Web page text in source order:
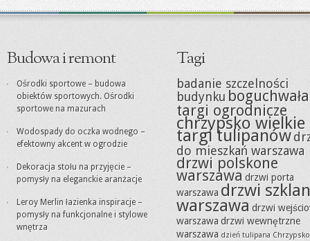
Budowa i remont
Ośrodki sportowe – budowa
obiektów sportowych. Ośrodki
sportowe na mazurach
Wodospady do oczka wodnego –
efektowny akcent w ogrodzie
Dekoracja stołu na przyjęcie –
pomysły na eleganckie aranżacje
Leroy Merlin łazienka inspiracje –
pomysły na funkcjonalne i stylowe
wnętrza
Tagi
badanie szczelności
budynku boguchwała
targi ogrodnicze
chrzypsko wielkie
targi tulipanów
do mieszkań warszawa
drzwi polskone
warszawa drzwi porta
warszawa drzwi
warszawa drzwi
warszawa drzwi wewnętrzne
warszawa dzień tulipana Chrzypsko